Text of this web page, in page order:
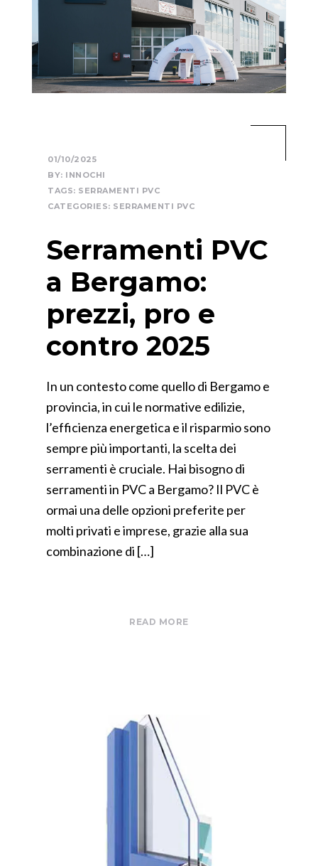
01/10/2025
BY: INNOCHI
TAGS: SERRAMENTI PVC
CATEGORIES: SERRAMENTI PVC
Serramenti PVC
a Bergamo:
prezzi, pro e
contro 2025
In un contesto come quello di Bergamo e
provincia, in cui le normative edilizie,
l’efficienza energetica e il risparmio sono
sempre più importanti, la scelta dei
serramenti è cruciale. Hai bisogno di
serramenti in PVC a Bergamo? Il PVC è
ormai una delle opzioni preferite per
molti privati e imprese, grazie alla sua
combinazione di […]
READ MORE